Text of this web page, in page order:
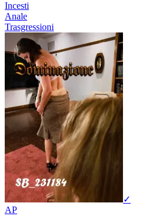
Incesti
Anale
Trasgressioni
✓
AP